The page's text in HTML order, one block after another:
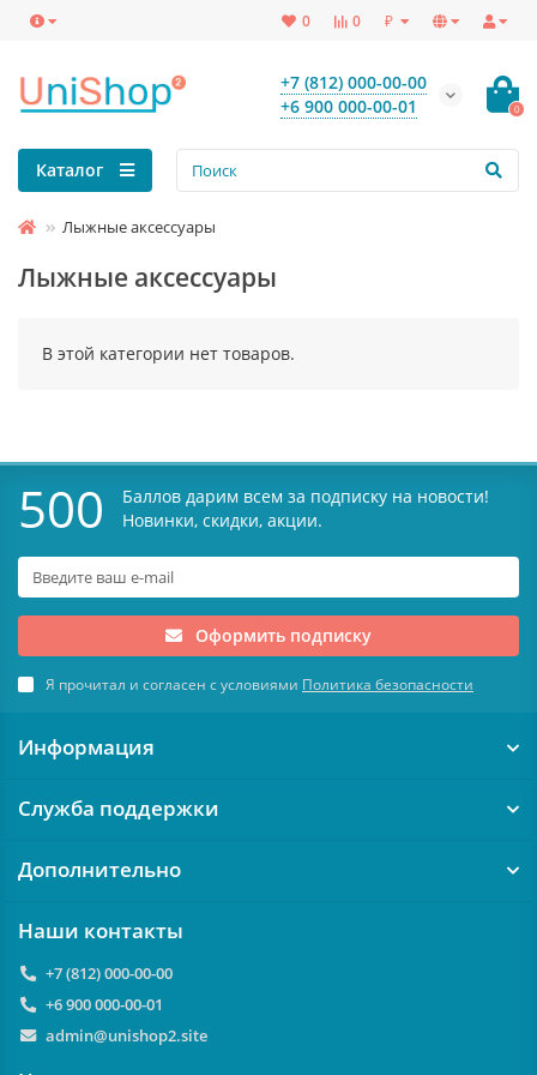
₽
0
0
+7 (812) 000-00-00
+6 900 000-00-01
0
Каталог
Лыжные аксессуары
Лыжные аксессуары
В этой категории нет товаров.
500
Баллов дарим всем за подписку на новости!
Новинки, скидки, акции.
Оформить подписку
Я прочитал и согласен с условиями Политика безопасности
Информация
Служба поддержки
Дополнительно
Наши контакты
+7 (812) 000-00-00
+6 900 000-00-01
admin@unishop2.site